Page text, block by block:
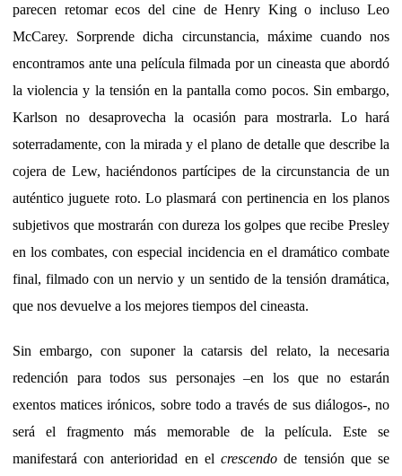
parecen retomar ecos del cine de Henry King o incluso Leo
McCarey. Sorprende dicha circunstancia, máxime cuando nos
encontramos ante una película filmada por un cineasta que abordó
la violencia y la tensión en la pantalla como pocos. Sin embargo,
Karlson no desaprovecha la ocasión para mostrarla. Lo hará
soterradamente, con la mirada y el plano de detalle que describe la
cojera de Lew, haciéndonos partícipes de la circunstancia de un
auténtico juguete roto. Lo plasmará con pertinencia en los planos
subjetivos que mostrarán con dureza los golpes que recibe Presley
en los combates, con especial incidencia en el dramático combate
final, filmado con un nervio y un sentido de la tensión dramática,
que nos devuelve a los mejores tiempos del cineasta.
Sin embargo, con suponer la catarsis del relato, la necesaria
redención para todos sus personajes –en los que no estarán
exentos matices irónicos, sobre todo a través de sus diálogos-, no
será el fragmento más memorable de la película. Este se
manifestará con anterioridad en elcrescendo de tensión que se